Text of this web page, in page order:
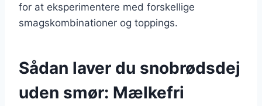
for at eksperimentere med forskellige
smagskombinationer og toppings.
Sådan laver du snobrødsdej
uden smør: Mælkefri